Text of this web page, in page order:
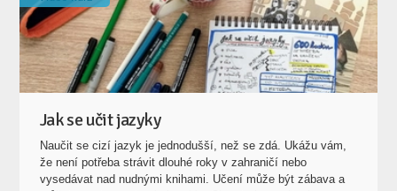
Jak se učit jazyky
Naučit se cizí jazyk je jednodušší, než se zdá. Ukážu vám,
vysedávat nad nudnými knihami. Učení může být zábava a
můžete postupovat velmi rychle. Chce to jen znát pár
jednoduchých pravidel.